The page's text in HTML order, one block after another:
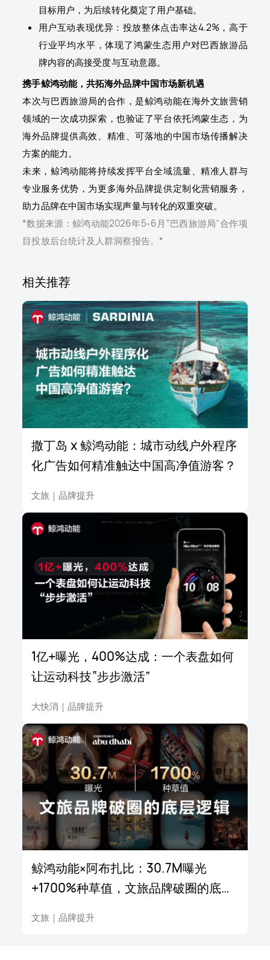
目标用户，为后续转化奠定了用户基础。
用户互动表现优异：投放整体点击率达4.2%，高于
行业平均水平，体现了鸿蒙生态用户对巴西旅游品
牌内容的高接受度与互动意愿。
携手鲸鸿动能，共拓海外品牌中国市场新机遇
本次与巴西旅游局的合作，是鲸鸿动能在海外文旅营销
领域的一次成功探索，也验证了平台依托鸿蒙生态，为
海外品牌提供高效、精准、可落地的中国市场传播解决
方案的能力。
未来，鲸鸿动能将持续发挥平台全域流量、精准人群与
专业服务优势，为更多海外品牌提供定制化营销服务，
助力品牌在中国市场实现声量与转化的双重突破。
*数据来源：鲸鸿动能2026年5-6月“巴西旅游局”合作项
目投放后台统计及人群洞察报告。*
相关推荐
撒丁岛 x 鲸鸿动能：城市动线户外程序
化广告如何精准触达中国高净值游客？
文旅 ｜品牌提升
1亿+曝光，400%达成：一个表盘如何
让运动科技“步步激活”
大快消 ｜品牌提升
鲸鸿动能×阿布扎比：30.7M曝光
+1700%种草值，文旅品牌破圈的底层
文旅 ｜品牌提升